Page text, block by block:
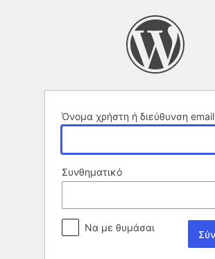
Όνομα χρήστη ή διεύθυνση email
Συνθηματικό
Να με θυμάσαι